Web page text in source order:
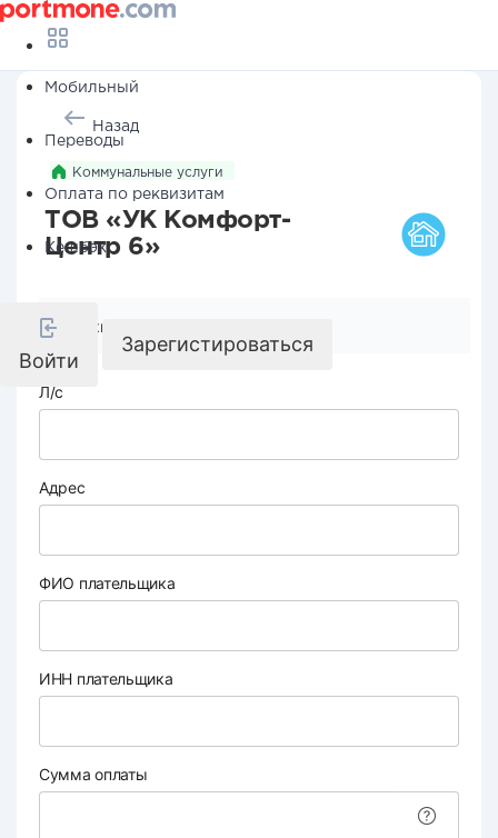
Мобильный
Переводы
Оплата по реквизитам
Кешбэк
Войти
Зарегистироваться
Назад
Коммунальные услуги
ТОВ «УК Комфорт-
Центр 6»
Реквизиты компании
Л/с
Адрес
ФИО плательщика
ИНН плательщика
Сумма оплаты